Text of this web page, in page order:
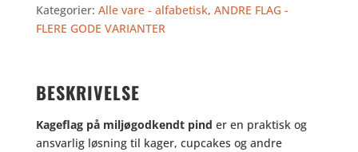
Kategorier: Alle vare - alfabetisk, ANDRE FLAG -
FLERE GODE VARIANTER
BESKRIVELSE
Kageflag på miljøgodkendt pind er en praktisk og
ansvarlig løsning til kager, cupcakes og andre